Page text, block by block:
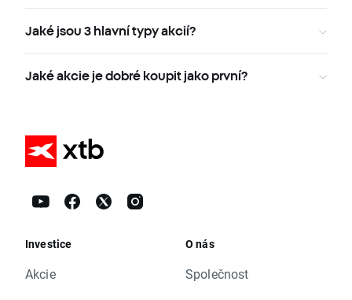
Jaké jsou 3 hlavní typy akcií?
Jaké akcie je dobré koupit jako první?
Investice
Akcie
O nás
Společnost